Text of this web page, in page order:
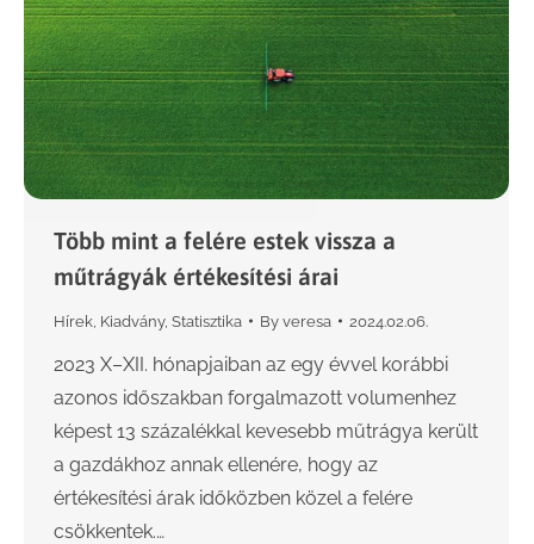
Több mint a felére estek vissza a
műtrágyák értékesítési árai
Hírek Kiadvány, Statisztika By veresa 2024.02.06.
2023 X–XII. hónapjaiban az egy évvel korábbi
azonos időszakban forgalmazott volumenhez
képest 13 százalékkal kevesebb műtrágya került
a gazdákhoz annak ellenére, hogy az
értékesítési árak időközben közel a felére
csökkentek.…